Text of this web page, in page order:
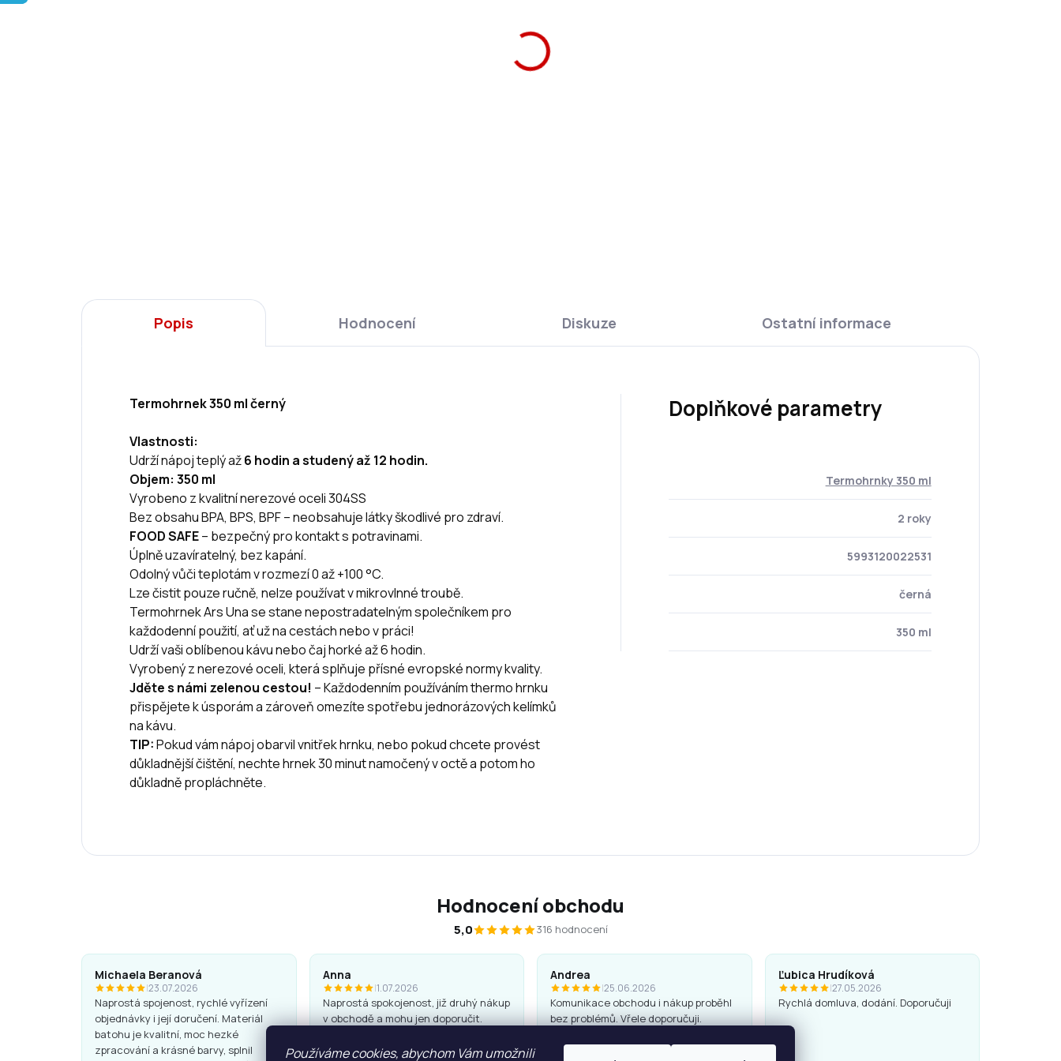
Používáme cookies, abychom Vám umožnili
Popis Hodnocení Diskuze Ostatní informace
Termohrnek 350 ml černý
Vlastnosti:
Udrží nápoj teplý až6 hodin a studený až 12 hodin.
Objem: 350 ml
Vyrobeno z kvalitní nerezové oceli 304SS
Bez obsahu BPA, BPS, BPF – neobsahuje látky škodlivé pro zdraví.
FOOD SAFE– bezpečný pro kontakt s potravinami.
Úplně uzavíratelný, bez kapání.
Odolný vůči teplotám v rozmezí 0 až +100 °C.
Lze čistit pouze ručně, nelze používat v mikrovlnné troubě.
Termohrnek Ars Una se stane nepostradatelným společníkem pro
každodenní použití, ať už na cestách nebo v práci!
Udrží vaši oblíbenou kávu nebo čaj horké až 6 hodin.
Vyrobený z nerezové oceli, která splňuje přísné evropské normy kvality.
Jděte s námi zelenou cestou! – Každodenním používáním thermo hrnku
přispějete k úsporám a zároveň omezíte spotřebu jednorázových kelímků
na kávu.
TIP:Pokud vám nápoj obarvil vnitřek hrnku, nebo pokud chcete provést
důkladnější čištění, nechte hrnek 30 minut namočený v octě a potom ho
důkladně propláchněte.
Doplňkové parametry
Termohrnky 350 ml
2 roky
5993120022531
černá
350 ml
Hodnocení obchodu
5,0 316 hodnocení
Michaela Beranová
|23.07.2026
Naprostá spojenost, rychlé vyřízení
objednávky i její doručení. Materiál
batohu je kvalitní, moc hezké
zpracování a krásné barvy, splnil
Anna
|1.07.2026
Naprostá spokojenost, již druhý nákup
v obchodě a mohu jen doporučit.
super.
Andrea
|25.06.2026
Komunikace obchodu i nákup proběhl
bez problémů. Vřele doporučuji.
Ľubica Hrudíková
|27.05.2026
Rychlá domluva, dodání. Doporučuji